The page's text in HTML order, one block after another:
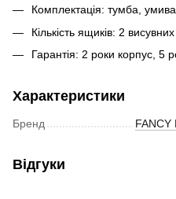
Комплектація: тумба,
Кількість ящиків: 2 висувних
Гарантія: 2 роки корпус, 5
Характеристики
Бренд FANCY
Відгуки